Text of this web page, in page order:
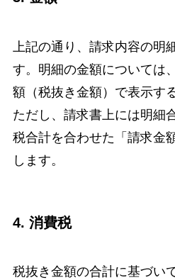
上記の通り、請求内容の明
す。明細の金額については
額（税抜き金額）で表示す
ただし、請求書上には明細
税合計を合わせた「請求金
します。
4. 消費税
税抜き金額の合計に基づい